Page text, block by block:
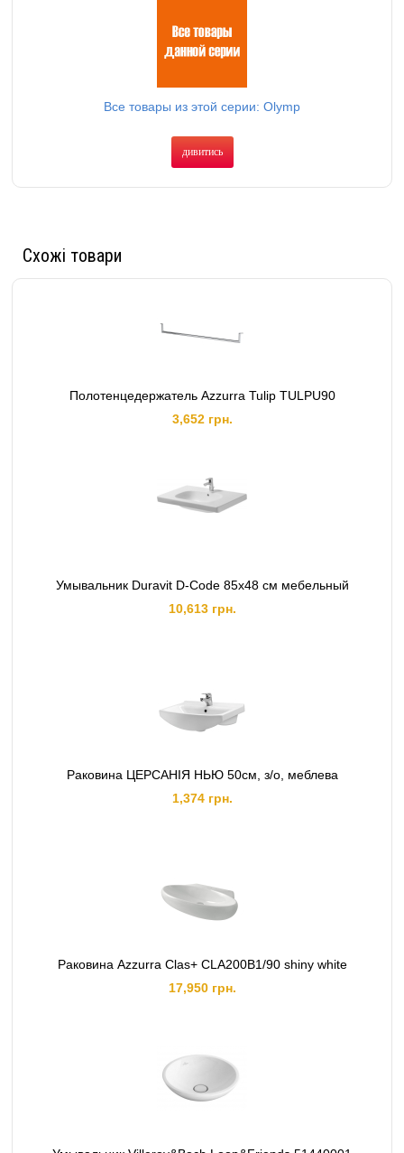
Все товары из этой серии: Olymp
дивитись
Схожі товари
Полотенцедержатель Azzurra Tulip TULPU90
3,652 грн.
Умывальник Duravit D-Code 85х48 см мебельный
10,613 грн.
Раковина ЦЕРСАНІЯ НЬЮ 50см, з/о, меблева
1,374 грн.
Раковина Azzurra Clas+ CLA200B1/90 shiny white
17,950 грн.